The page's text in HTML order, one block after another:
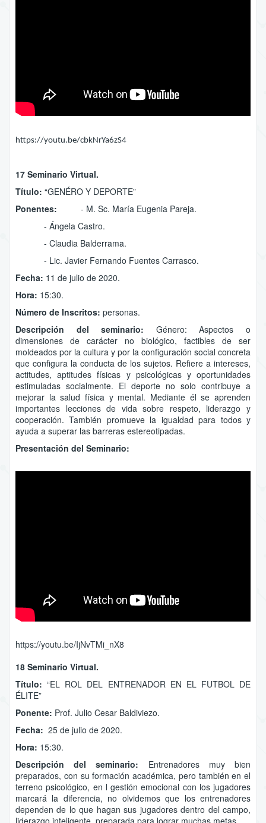
https://youtu.be/cbkNrYa6zS4
17 Seminario Virtual.
Título: “GENÉRO Y DEPORTE”
Ponentes: - M. Sc. María Eugenia Pareja.
- Ángela Castro.
- Claudia Balderrama.
- Lic. Javier Fernando Fuentes Carrasco.
Fecha: 11 de julio de 2020.
Hora: 15:30.
Número de Inscritos: personas.
Descripción del seminario: Género: Aspectos o
dimensiones de carácter no biológico, factibles de ser
moldeados por la cultura y por la configuración social concreta
que configura la conducta de los sujetos. Refiere a intereses,
actitudes, aptitudes físicas y psicológicas y oportunidades
estimuladas socialmente. El deporte no solo contribuye a
mejorar la salud física y mental. Mediante él se aprenden
importantes lecciones de vida sobre respeto, liderazgo y
cooperación. También promueve la igualdad para todos y
ayuda a superar las barreras estereotipadas.
Presentación del Seminario:
https://youtu.be/IjNvTMi_nX8
18 Seminario Virtual.
Título: “EL ROL DEL ENTRENADOR EN EL FUTBOL DE
ÉLITE”
Ponente: Prof. Julio Cesar Baldiviezo.
Fecha: 25 de julio de 2020.
Hora: 15:30.
Descripción del seminario: Entrenadores muy bien
preparados, con su formación académica, pero también en el
terreno psicológico, en l gestión emocional con los jugadores
marcará la diferencia, no olvidemos que los entrenadores
dependen de lo que hagan sus jugadores dentro del campo,
liderazgo inteligente, preparada para lograr muchas metas.